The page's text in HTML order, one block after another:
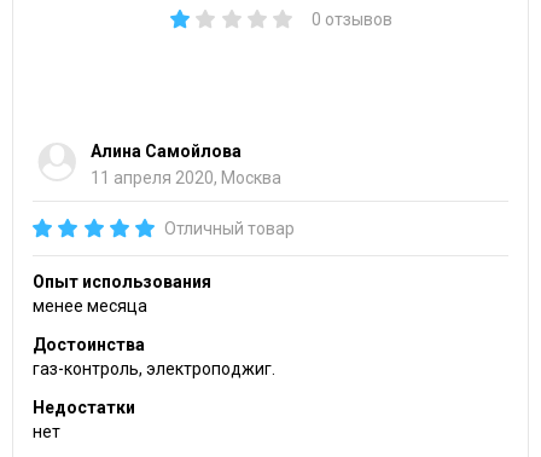
0 отзывов
Алина Самойлова
11 апреля 2020, Москва
Отличный товар
Опыт использования
менее месяца
Достоинства
газ-контроль, электроподжиг.
Недостатки
нет